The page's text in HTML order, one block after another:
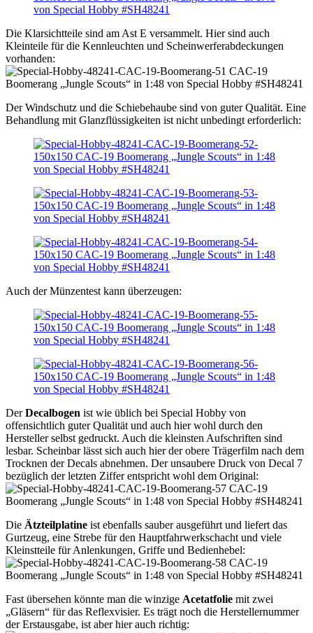
Die Klarsichtteile sind am Ast E versammelt. Hier sind auch
Kleinteile für die Kennleuchten und Scheinwerferabdeckungen
vorhanden:
Der Windschutz und die Schiebehaube sind von guter Qualität. Eine
Behandlung mit Glanzflüssigkeiten ist nicht unbedingt erforderlich:
Auch der Münzentest kann überzeugen:
DerDecalbogen ist wie üblich bei Special Hobby von
offensichtlich guter Qualität und auch hier wohl durch den
Hersteller selbst gedruckt. Auch die kleinsten Aufschriften sind
lesbar. Scheinbar lässt sich auch hier der obere Trägerfilm nach dem
Trocknen der Decals abnehmen. Der unsaubere Druck von Decal 7
bezüglich der letzten Ziffer entspricht wohl dem Original:
Die Ätzteilplatine ist ebenfalls sauber ausgeführt und liefert das
Gurtzeug, eine Strebe für den Hauptfahrwerkschacht und viele
Kleinstteile für Anlenkungen, Griffe und Bedienhebel:
Fast übersehen könnte man die winzige Acetatfolie mit zwei
„Gläsern“ für das Reflexvisier. Es trägt noch die Herstellernummer
der Erstausgabe, ist aber hier auch richtig: